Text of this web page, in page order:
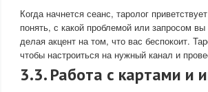
Когда начнется сеанс, таролог
понять, с какой проблемой или запросом
делая акцент на том, что вас беспокоит.
чтобы настроиться на нужный канал и
3.3. Работа с картами и